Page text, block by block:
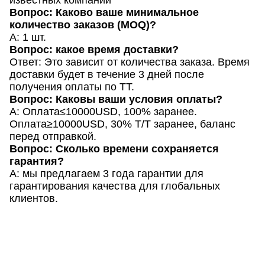
Вопрос: Каково ваше минимальное
количество заказов (MOQ)?
А: 1 шт.
Вопрос: какое время доставки?
Ответ: Это зависит от количества заказа. Время
доставки будет в течение 3 дней после
получения оплаты по ТТ.
Вопрос: Каковы ваши условия оплаты?
A: Оплата≤10000USD, 100% заранее.
Оплата≥10000USD, 30% T/T заранее, баланс
перед отправкой.
Вопрос: Сколько времени сохраняется
гарантия?
A: мы предлагаем 3 года гарантии для
гарантирования качества для глобальных
клиентов.